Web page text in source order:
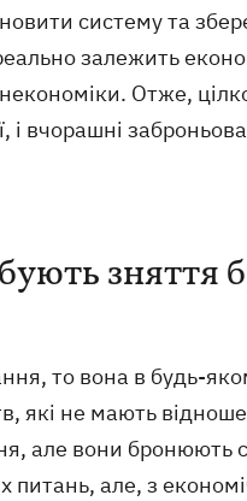
систему та
залежить
Отже,
і вчорашні
зняття
то вона в будь-
які не мають
але вони бронюють
але, з